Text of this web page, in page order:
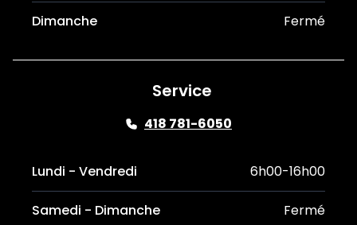
Dimanche Fermé
Service
418 781-6050
Lundi - Vendredi 6h00-16h00
Samedi - Dimanche Fermé